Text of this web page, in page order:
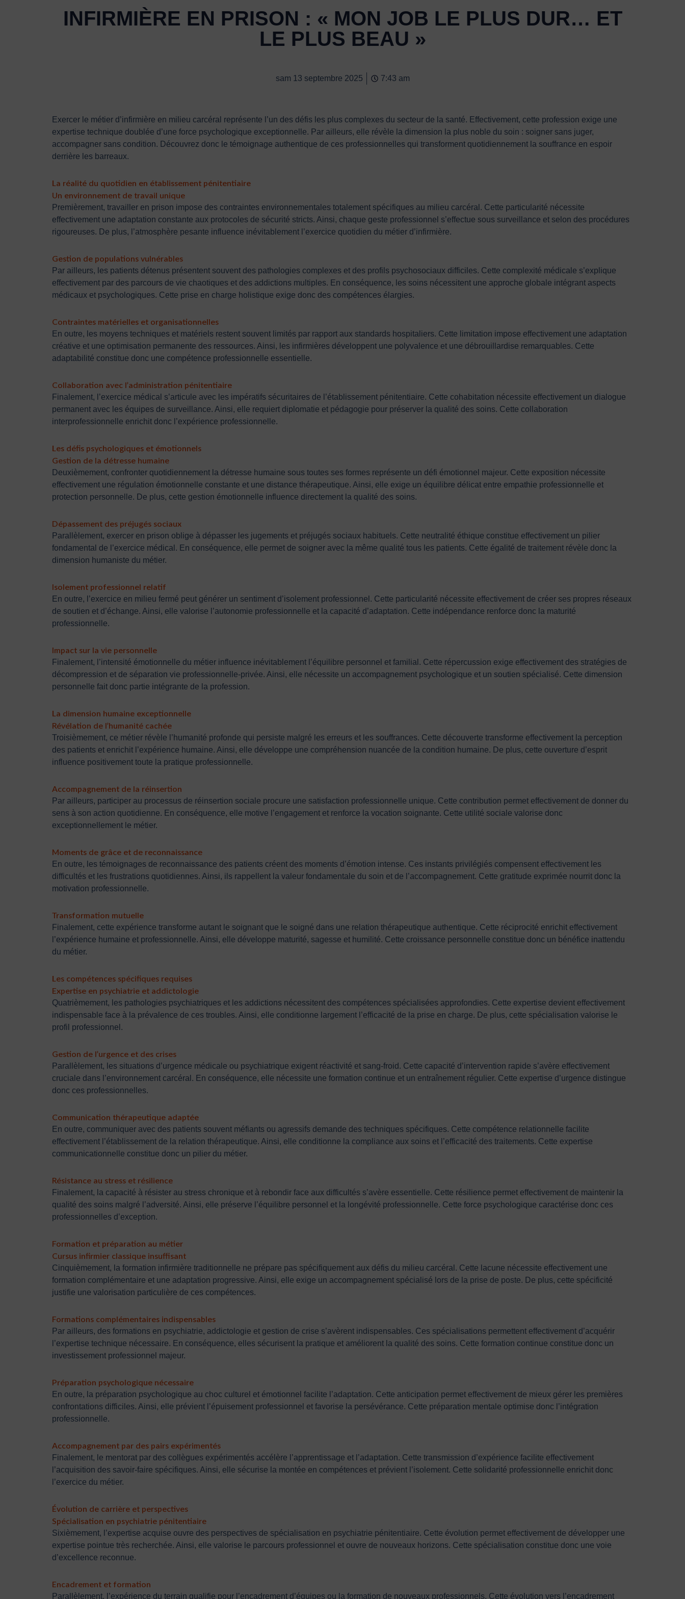
INFIRMIÈRE EN PRISON : « MON JOB LE PLUS DUR… ET
LE PLUS BEAU »
sam 13 septembre 2025 7:43 am
Exercer le métier d’infirmière en milieu carcéral représente l’un des défis les plus complexes du secteur de la santé. Effectivement, cette profession exige une
expertise technique doublée d’une force psychologique exceptionnelle. Par ailleurs, elle révèle la dimension la plus noble du soin : soigner sans juger,
accompagner sans condition. Découvrez donc le témoignage authentique de ces professionnelles qui transforment quotidiennement la souffrance en espoir
derrière les barreaux.
La réalité du quotidien en établissement pénitentiaire
Un environnement de travail unique
Premièrement, travailler en prison impose des contraintes environnementales totalement spécifiques au milieu carcéral. Cette particularité nécessite
effectivement une adaptation constante aux protocoles de sécurité stricts. Ainsi, chaque geste professionnel s’effectue sous surveillance et selon des procédures
rigoureuses. De plus, l’atmosphère pesante influence inévitablement l’exercice quotidien du métier d’infirmière.
Gestion de populations vulnérables
Par ailleurs, les patients détenus présentent souvent des pathologies complexes et des profils psychosociaux difficiles. Cette complexité médicale s’explique
effectivement par des parcours de vie chaotiques et des addictions multiples. En conséquence, les soins nécessitent une approche globale intégrant aspects
médicaux et psychologiques. Cette prise en charge holistique exige donc des compétences élargies.
Contraintes matérielles et organisationnelles
En outre, les moyens techniques et matériels restent souvent limités par rapport aux standards hospitaliers. Cette limitation impose effectivement une adaptation
créative et une optimisation permanente des ressources. Ainsi, les infirmières développent une polyvalence et une débrouillardise remarquables. Cette
adaptabilité constitue donc une compétence professionnelle essentielle.
Collaboration avec l’administration pénitentiaire
Finalement, l’exercice médical s’articule avec les impératifs sécuritaires de l’établissement pénitentiaire. Cette cohabitation nécessite effectivement un dialogue
permanent avec les équipes de surveillance. Ainsi, elle requiert diplomatie et pédagogie pour préserver la qualité des soins. Cette collaboration
interprofessionnelle enrichit donc l’expérience professionnelle.
Les défis psychologiques et émotionnels
Gestion de la détresse humaine
Deuxièmement, confronter quotidiennement la détresse humaine sous toutes ses formes représente un défi émotionnel majeur. Cette exposition nécessite
effectivement une régulation émotionnelle constante et une distance thérapeutique. Ainsi, elle exige un équilibre délicat entre empathie professionnelle et
protection personnelle. De plus, cette gestion émotionnelle influence directement la qualité des soins.
Dépassement des préjugés sociaux
Parallèlement, exercer en prison oblige à dépasser les jugements et préjugés sociaux habituels. Cette neutralité éthique constitue effectivement un pilier
fondamental de l’exercice médical. En conséquence, elle permet de soigner avec la même qualité tous les patients. Cette égalité de traitement révèle donc la
dimension humaniste du métier.
Isolement professionnel relatif
En outre, l’exercice en milieu fermé peut générer un sentiment d’isolement professionnel. Cette particularité nécessite effectivement de créer ses propres réseaux
de soutien et d’échange. Ainsi, elle valorise l’autonomie professionnelle et la capacité d’adaptation. Cette indépendance renforce donc la maturité
professionnelle.
Impact sur la vie personnelle
Finalement, l’intensité émotionnelle du métier influence inévitablement l’équilibre personnel et familial. Cette répercussion exige effectivement des stratégies de
décompression et de séparation vie professionnelle-privée. Ainsi, elle nécessite un accompagnement psychologique et un soutien spécialisé. Cette dimension
personnelle fait donc partie intégrante de la profession.
La dimension humaine exceptionnelle
Révélation de l’humanité cachée
Troisièmement, ce métier révèle l’humanité profonde qui persiste malgré les erreurs et les souffrances. Cette découverte transforme effectivement la perception
des patients et enrichit l’expérience humaine. Ainsi, elle développe une compréhension nuancée de la condition humaine. De plus, cette ouverture d’esprit
influence positivement toute la pratique professionnelle.
Accompagnement de la réinsertion
Par ailleurs, participer au processus de réinsertion sociale procure une satisfaction professionnelle unique. Cette contribution permet effectivement de donner du
sens à son action quotidienne. En conséquence, elle motive l’engagement et renforce la vocation soignante. Cette utilité sociale valorise donc
exceptionnellement le métier.
Moments de grâce et de reconnaissance
En outre, les témoignages de reconnaissance des patients créent des moments d’émotion intense. Ces instants privilégiés compensent effectivement les
difficultés et les frustrations quotidiennes. Ainsi, ils rappellent la valeur fondamentale du soin et de l’accompagnement. Cette gratitude exprimée nourrit donc la
motivation professionnelle.
Transformation mutuelle
Finalement, cette expérience transforme autant le soignant que le soigné dans une relation thérapeutique authentique. Cette réciprocité enrichit effectivement
l’expérience humaine et professionnelle. Ainsi, elle développe maturité, sagesse et humilité. Cette croissance personnelle constitue donc un bénéfice inattendu
du métier.
Les compétences spécifiques requises
Expertise en psychiatrie et addictologie
Quatrièmement, les pathologies psychiatriques et les addictions nécessitent des compétences spécialisées approfondies. Cette expertise devient effectivement
indispensable face à la prévalence de ces troubles. Ainsi, elle conditionne largement l’efficacité de la prise en charge. De plus, cette spécialisation valorise le
profil professionnel.
Gestion de l’urgence et des crises
Parallèlement, les situations d’urgence médicale ou psychiatrique exigent réactivité et sang-froid. Cette capacité d’intervention rapide s’avère effectivement
cruciale dans l’environnement carcéral. En conséquence, elle nécessite une formation continue et un entraînement régulier. Cette expertise d’urgence distingue
donc ces professionnelles.
Communication thérapeutique adaptée
En outre, communiquer avec des patients souvent méfiants ou agressifs demande des techniques spécifiques. Cette compétence relationnelle facilite
effectivement l’établissement de la relation thérapeutique. Ainsi, elle conditionne la compliance aux soins et l’efficacité des traitements. Cette expertise
communicationnelle constitue donc un pilier du métier.
Résistance au stress et résilience
Finalement, la capacité à résister au stress chronique et à rebondir face aux difficultés s’avère essentielle. Cette résilience permet effectivement de maintenir la
qualité des soins malgré l’adversité. Ainsi, elle préserve l’équilibre personnel et la longévité professionnelle. Cette force psychologique caractérise donc ces
professionnelles d’exception.
Formation et préparation au métier
Cursus infirmier classique insuffisant
Cinquièmement, la formation infirmière traditionnelle ne prépare pas spécifiquement aux défis du milieu carcéral. Cette lacune nécessite effectivement une
formation complémentaire et une adaptation progressive. Ainsi, elle exige un accompagnement spécialisé lors de la prise de poste. De plus, cette spécificité
justifie une valorisation particulière de ces compétences.
Formations complémentaires indispensables
Par ailleurs, des formations en psychiatrie, addictologie et gestion de crise s’avèrent indispensables. Ces spécialisations permettent effectivement d’acquérir
l’expertise technique nécessaire. En conséquence, elles sécurisent la pratique et améliorent la qualité des soins. Cette formation continue constitue donc un
investissement professionnel majeur.
Préparation psychologique nécessaire
En outre, la préparation psychologique au choc culturel et émotionnel facilite l’adaptation. Cette anticipation permet effectivement de mieux gérer les premières
confrontations difficiles. Ainsi, elle prévient l’épuisement professionnel et favorise la persévérance. Cette préparation mentale optimise donc l’intégration
professionnelle.
Accompagnement par des pairs expérimentés
Finalement, le mentorat par des collègues expérimentés accélère l’apprentissage et l’adaptation. Cette transmission d’expérience facilite effectivement
l’acquisition des savoir-faire spécifiques. Ainsi, elle sécurise la montée en compétences et prévient l’isolement. Cette solidarité professionnelle enrichit donc
l’exercice du métier.
Évolution de carrière et perspectives
Spécialisation en psychiatrie pénitentiaire
Sixièmement, l’expertise acquise ouvre des perspectives de spécialisation en psychiatrie pénitentiaire. Cette évolution permet effectivement de développer une
expertise pointue très recherchée. Ainsi, elle valorise le parcours professionnel et ouvre de nouveaux horizons. Cette spécialisation constitue donc une voie
d’excellence reconnue.
Encadrement et formation
Parallèlement, l’expérience du terrain qualifie pour l’encadrement d’équipes ou la formation de nouveaux professionnels. Cette évolution vers l’encadrement